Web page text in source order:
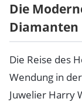
Die
Diamanten
Die Reise des
Wendung in der
Juwelier Harry